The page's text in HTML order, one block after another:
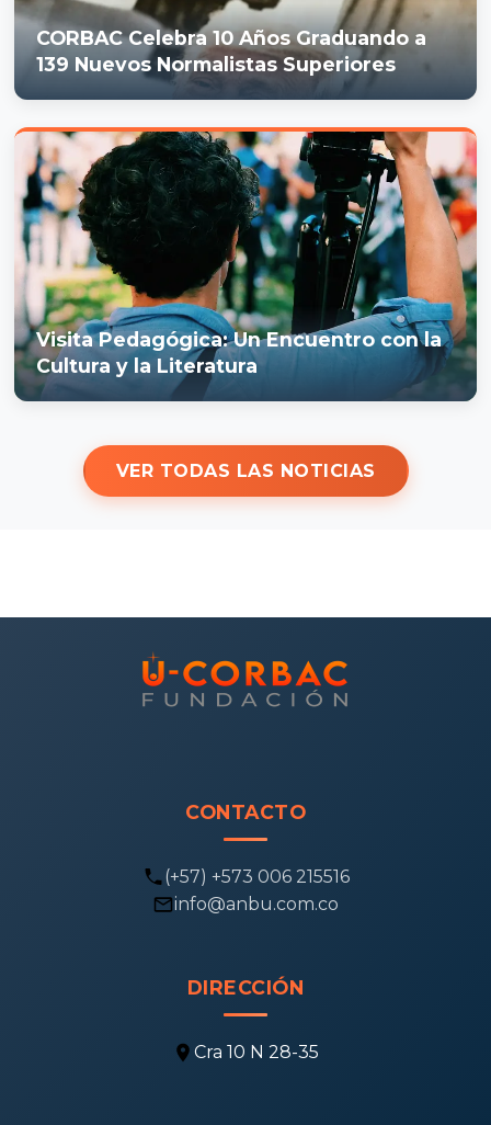
CORBAC Celebra 10 Años Graduando a
139 Nuevos Normalistas Superiores
Visita Pedagógica: Un Encuentro con la
Cultura y la Literatura
VER TODAS LAS NOTICIAS
CONTACTO
(+57) +573 006 215516
info@anbu.com.co
DIRECCIÓN
Cra 10 N 28-35